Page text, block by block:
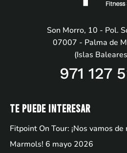
Son Morro, 10 - Pol.
07007 - Palma de
(Islas
971 127
Te puede interesar
Fitpoint On Tour: ¡Nos vamos
Marmols! 6 mayo 2026